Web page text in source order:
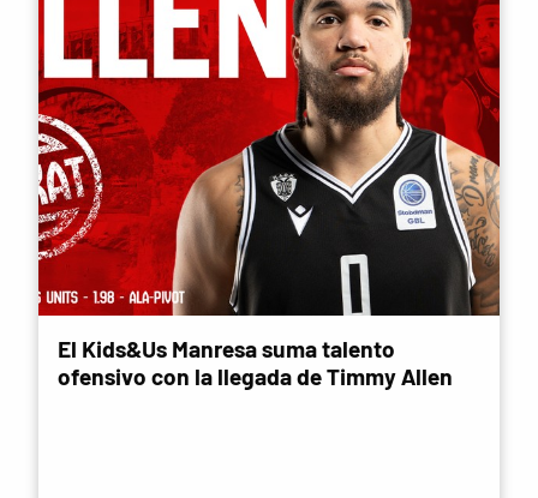
El Kids&Us Manresa suma talento
ofensivo con la llegada de Timmy Allen